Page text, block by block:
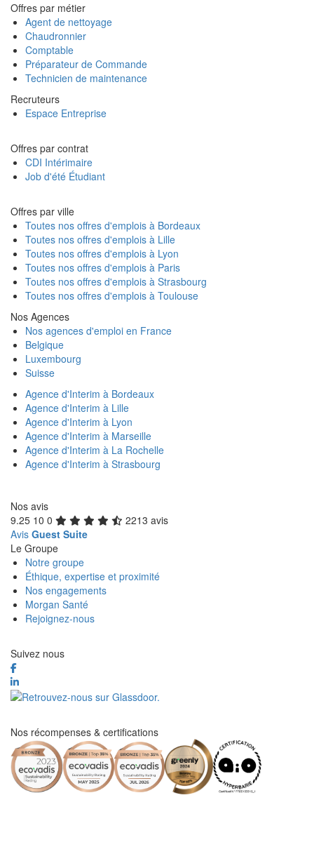
Offres par métier
Agent de nettoyage
Chaudronnier
Comptable
Préparateur de Commande
Technicien de maintenance
Recruteurs
Espace Entreprise
Offres par contrat
CDI Intérimaire
Job d'été Étudiant
Offres par ville
Toutes nos offres d'emplois à Bordeaux
Toutes nos offres d'emplois à Lille
Toutes nos offres d'emplois à Lyon
Toutes nos offres d'emplois à Paris
Toutes nos offres d'emplois à Strasbourg
Toutes nos offres d'emplois à Toulouse
Nos Agences
Nos agences d'emploi en France
Belgique
Luxembourg
Suisse
Agence d'Interim à Bordeaux
Agence d'Interim à Lille
Agence d'Interim à Lyon
Agence d'Interim à Marseille
Agence d'Interim à La Rochelle
Agence d'Interim à Strasbourg
Nos avis
9.25 10 0
2213 avis
Avis Guest Suite
Le Groupe
Notre groupe
Éthique, expertise et proximité
Nos engagements
Morgan Santé
Rejoignez-nous
Suivez nous
Nos récompenses & certifications